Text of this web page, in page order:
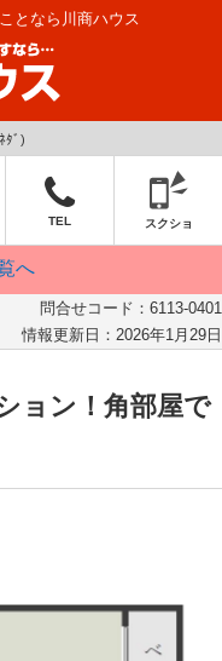
となら川商ハウス
ﾀﾞ)
TEL スクショ
へ
問合せコード： 6113-0401
情報更新日： 2026年1月29日
ョン！角部屋で